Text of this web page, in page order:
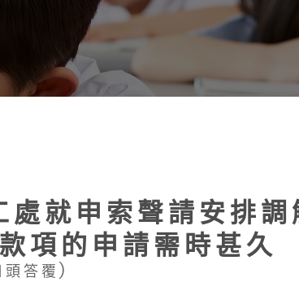
就 申 索 聲 請 安 排
項 的 申 請 需 時 甚 久
頭 答 覆 )